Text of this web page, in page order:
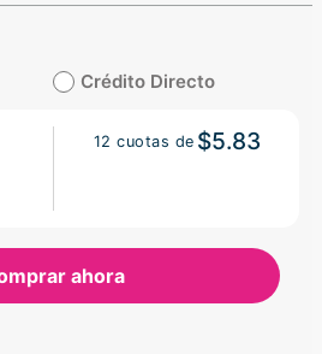
Crédito Directo
12cuotas de $5.83
ahora